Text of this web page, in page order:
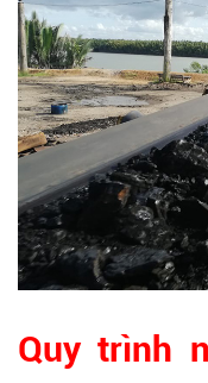
Quy trình